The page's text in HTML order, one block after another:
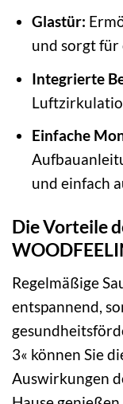
Glastür:
und sorgt für
Integrierte
Einfache
und einfach
Die Vorteile
Regelmäßige
entspannend,
3« können Sie
Auswirkungen